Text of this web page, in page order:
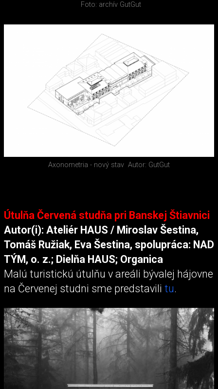
Foto: archív GutGut
Axonometria - nový stav Autor: GutGut
Útulňa Červená studňa pri Banskej Štiavnici
Autor(i): Ateliér HAUS / Miroslav Šestina,
Tomáš Ružiak, Eva Šestina, spolupráca: NAD
TÝM, o. z.; Dielňa HAUS; Organica
Malú turistickú útulňu v areáli bývalej hájovne
na Červenej studni sme predstavili tu.